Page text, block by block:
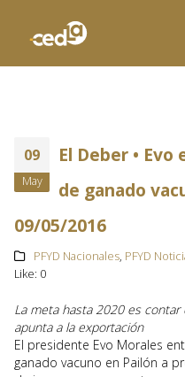
09
May
El Deber •
de ganado
09/05/2016
PFYD Nacionales, PFYD
Like: 0
La meta hasta 2020 es
apunta a la exportación
El presidente Evo Morales
ganado vacuno en Pailón a